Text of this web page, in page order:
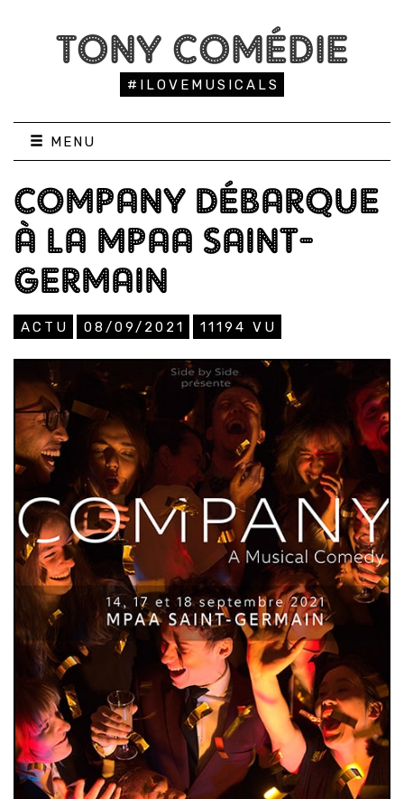
TONY COMÉDIE
#ILOVEMUSICALS
MENU
COMPANY DÉBARQUE
À LA MPAA SAINT-
GERMAIN
ACTU 08/09/2021 11194 VU